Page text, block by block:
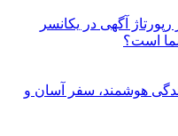
آگهی در یکانسر
است؟
هوشمند، سفر آسان و